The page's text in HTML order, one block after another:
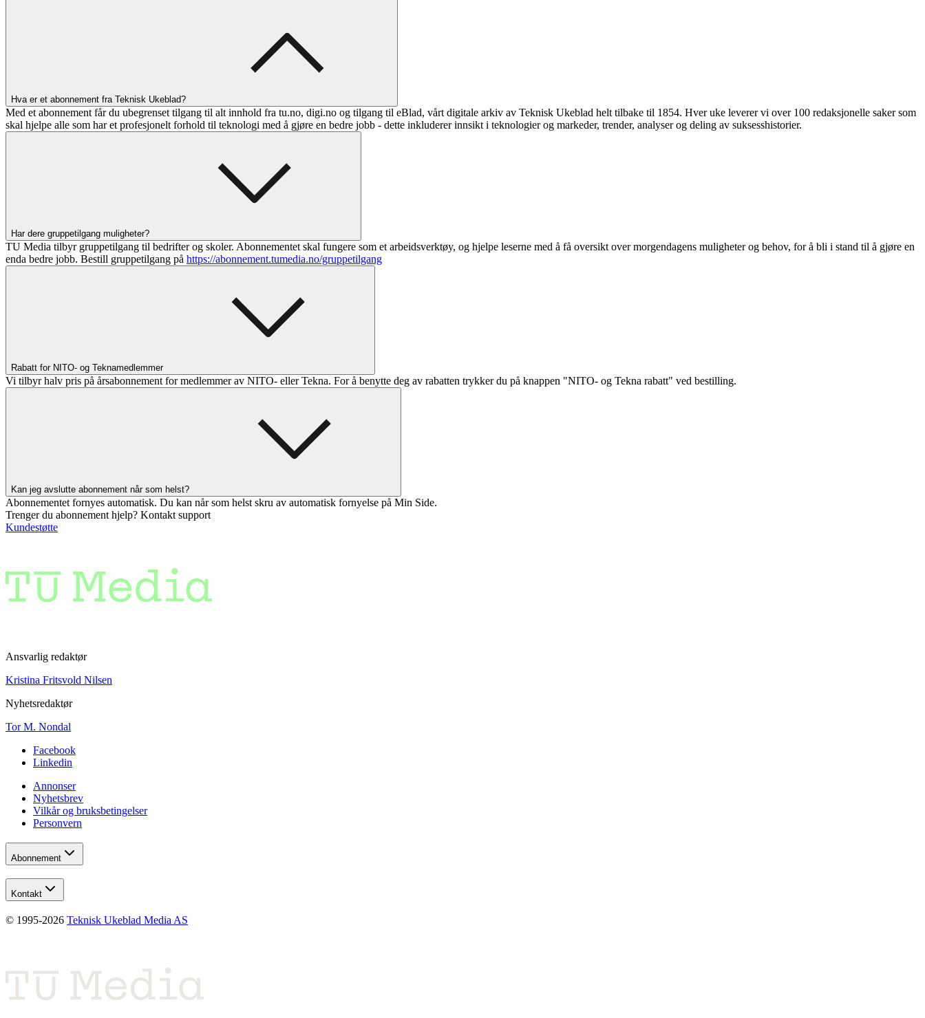
Hva er et abonnement fra Teknisk Ukeblad?
Med et abonnement får du ubegrenset tilgang til alt innhold fra tu.no, digi.no og tilgang til eBlad, vårt digitale arkiv av Teknisk Ukeblad helt tilbake til 1854. Hver uke leverer vi over 100 redaksjonelle saker som
skal hjelpe alle som har et profesjonelt forhold til teknologi med å gjøre en bedre jobb - dette inkluderer innsikt i teknologier og markeder, trender, analyser og deling av suksesshistorier.
Har dere gruppetilgang muligheter?
TU Media tilbyr gruppetilgang til bedrifter og skoler. Abonnementet skal fungere som et arbeidsverktøy, og hjelpe leserne med å få oversikt over morgendagens muligheter og behov, for å bli i stand til å gjøre en
enda bedre jobb. Bestill gruppetilgang på https://abonnement.tumedia.no/gruppetilgang
Rabatt for NITO- og Teknamedlemmer
Vi tilbyr halv pris på årsabonnement for medlemmer av NITO- eller Tekna. For å benytte deg av rabatten trykker du på knappen "NITO- og Tekna rabatt" ved bestilling.
Kan jeg avslutte abonnement når som helst?
Abonnementet fornyes automatisk. Du kan når som helst skru av automatisk fornyelse på Min Side.
Trenger du abonnement hjelp? Kontakt support
Kundestøtte
Ansvarlig redaktør
Kristina Fritsvold Nilsen
Nyhetsredaktør
Tor M. Nondal
Facebook
Linkedin
Annonser
Nyhetsbrev
Vilkår og bruksbetingelser
Personvern
Abonnement
Kontakt
© 1995-2026 Teknisk Ukeblad Media AS